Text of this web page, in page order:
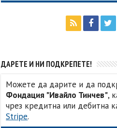
ДАРЕТЕ И НИ ПОДКРЕПЕТЕ!
Можете да дарите и да
Фондация "Ивайло Тинчев",
чрез кредитна или дебитна
Stripe.